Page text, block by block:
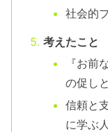
社会的
考えたこと
『お前
の促し
信頼と
に学ぶ